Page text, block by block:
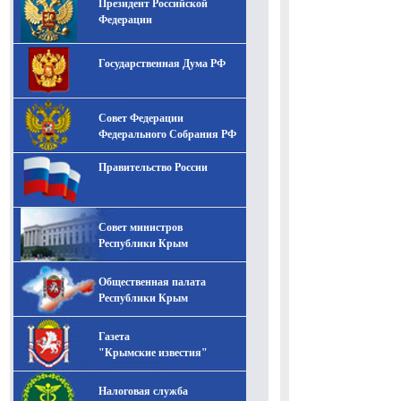
-- Лучшее, что можно сделать с хорошим советом, это
пропустить его мимо ушей. Он никогда не бывает
полезен никому, кроме того, кто его дал.
-- Люблю давать советы и очень не люблю, когда их
дают мне.
Президент Российской
Федерации
Государственная Дума РФ
Совет Федерации
Федерального Собрания РФ
Правительство России
Совет министров
Республики Крым
Общественная палата
Республики Крым
Газета
"Крымские известия"
Налоговая служба